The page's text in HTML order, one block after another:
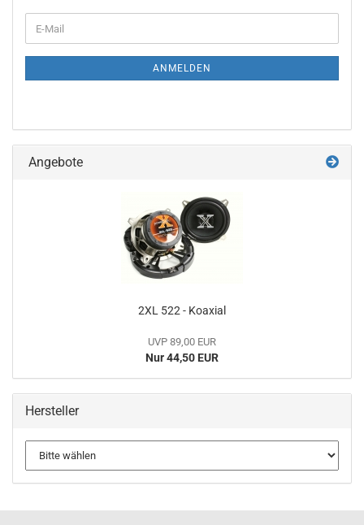
ZUR
E-
Mail
ANMELDEN
Angebote
2XL 522 - Koaxial
UVP 89,00 EUR
Nur 44,50 EUR
Hersteller